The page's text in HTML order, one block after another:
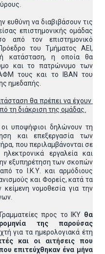
ευθύνη να διαβιβάσουν τις
επιστημονικής ομάδας
από τον επιστημονικό
του Τμήματος ΑΕΙ,
κατάσταση, η οποία θα
και το πατρώνυμο των
τους και το ΙΒΑΝ του
ημεδαπής.
θα πρέπει να έχουν
τη διάκριση της ομάδας.
υποψήφιοι δηλώνουν τη
και επεξεργασία των
που περιλαμβάνονται σε
εργαλεία και
εξυπηρέτηση των σκοπών
το Ι.Κ.Υ. και αρμόδιους
και Φορείς, κατά τα
νομοθεσία για την
προς το ΙΚΥ θα
της παρούσας
για τα ημερολογιακά έτη
και οι αιτήσεις που
επιτεύχθηκαν ένα μήνα